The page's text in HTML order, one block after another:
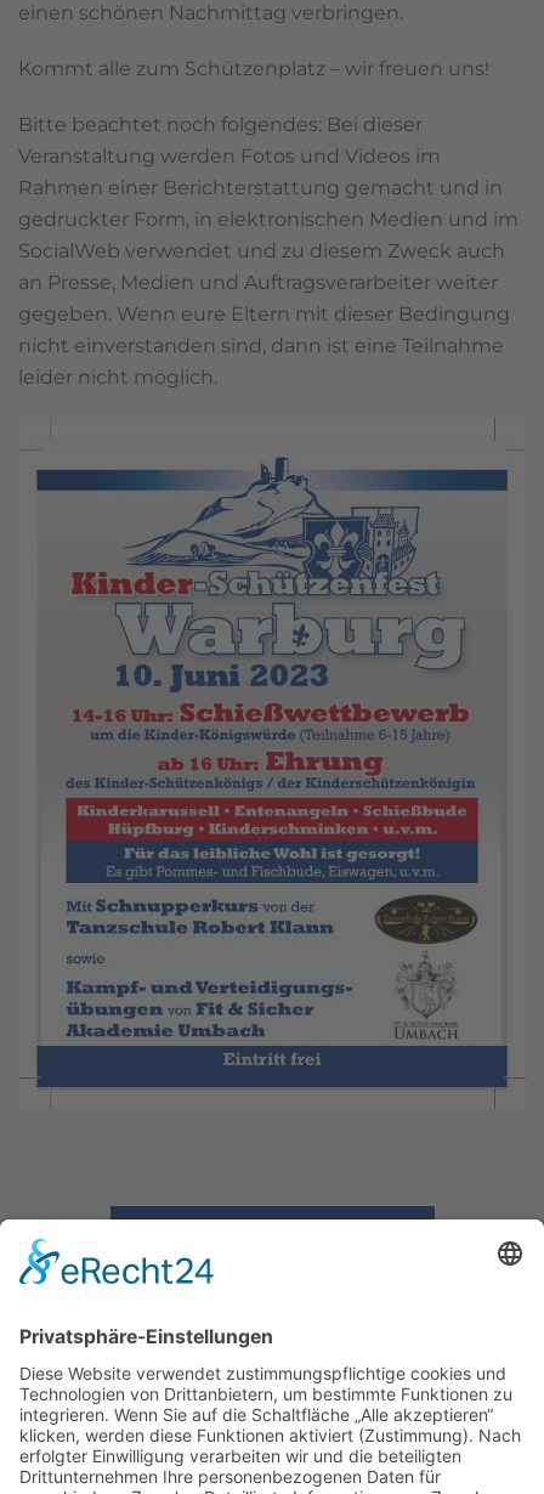
einen schönen Nachmittag verbringen.
Kommt alle zum Schützenplatz – wir freuen uns!
Bitte beachtet noch folgendes: Bei dieser
Veranstaltung werden Fotos und Videos im
Rahmen einer Berichterstattung gemacht und in
gedruckter Form, in elektronischen Medien und im
SocialWeb verwendet und zu diesem Zweck auch
an Presse, Medien und Auftragsverarbeiter weiter
gegeben. Wenn eure Eltern mit dieser Bedingung
nicht einverstanden sind, dann ist eine Teilnahme
leider nicht möglich.
Schützenverein Warburg von 1591 e.V.
Impressum|Datenschutz